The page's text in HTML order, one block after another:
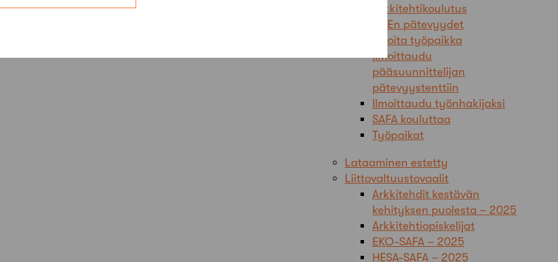
Arkkitehtikoulutus
FISEn pätevyydet
Ilmoita työpaikka
Ilmoittaudu
pääsuunnittelijan
pätevyystenttiin
Ilmoittaudu työnhakijaksi
SAFA kouluttaa
Työpaikat
Lataaminen estetty
Liittovaltuustovaalit
Arkkitehdit kestävän
kehityksen puolesta – 2025
Arkkitehtiopiskelijat
EKO-SAFA – 2025
HESA-SAFA – 2025